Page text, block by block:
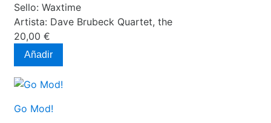
Sello: Waxtime
Artista: Dave Brubeck Quartet, the
20,00 €
Añadir
Go Mod!